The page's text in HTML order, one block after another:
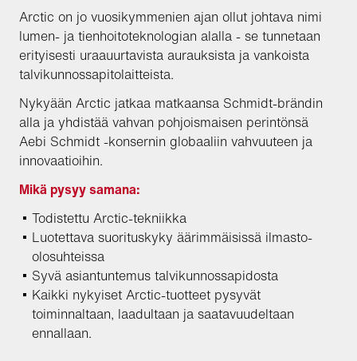
Arctic on jo vuosikymmenien ajan ollut johtava nimi
lumen- ja tienhoitoteknologian alalla - se tunnetaan
erityisesti uraauurtavista aurauksista ja vankoista
talvikunnossapitolaitteista.
Nykyään Arctic jatkaa matkaansa Schmidt-brändin
alla ja yhdistää vahvan pohjoismaisen perintönsä
Aebi Schmidt -konsernin globaaliin vahvuuteen ja
innovaatioihin.
Mikä pysyy samana:
Todistettu Arctic-tekniikka
Luotettava suorituskyky äärimmäisissä ilmasto-
olosuhteissa
Syvä asiantuntemus talvikunnossapidosta
Kaikki nykyiset Arctic-tuotteet pysyvät
toiminnaltaan, laadultaan ja saatavuudeltaan
ennallaan.